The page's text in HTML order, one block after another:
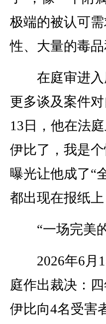
极端的被认可
性、大量的毒
在庭审进入
更多谈及案件
13日，他在法
伊比了，我是
曝光让他成了“
都出现在报纸
“一场完美
2026年6月
庭作出裁决：
伊比向4名受害